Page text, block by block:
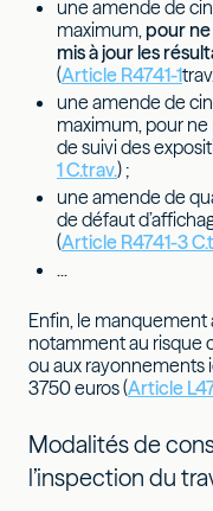
une amende de
maximum, pour
mis à jour les
(Article R4741-1
une amende de
maximum, pour ne
de suivi des
1 C.trav.) ;
une amende de
de défaut
(Article R4741-3
...
Enfin, le manquement
notamment au risque
ou aux rayonnements
3750 euros (Article
Modalités de
l’inspection du